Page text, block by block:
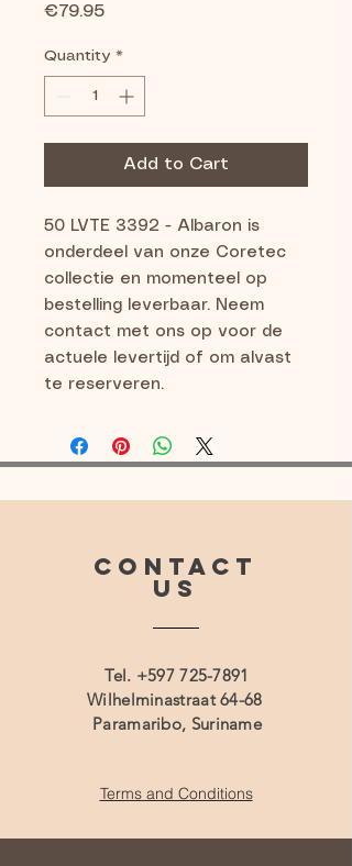
€79.95Price
Quantity *
Add to Cart
50 LVTE 3392 - Albaron is
onderdeel van onze Coretec
collectie en momenteel op
bestelling leverbaar. Neem
contact met ons op voor de
actuele levertijd of om alvast
te reserveren.
CONTACT
US
Tel. +597 725-7891
Wilhelminastraat 64-68
Paramaribo, Suriname
Terms and Conditions